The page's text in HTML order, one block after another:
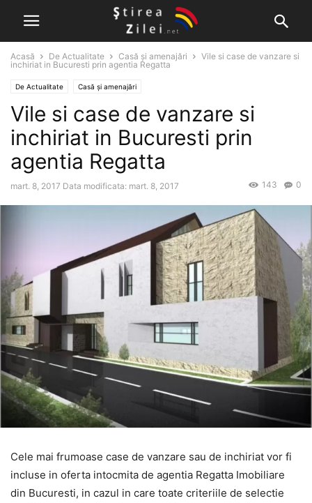
Acasă De Actualitate Casă și amenajări
Vile si case de vanzare si
inchiriat in Bucuresti prin agentia Regatta
De Actualitate Casă și amenajări
Vile si case de vanzare si
inchiriat in Bucuresti prin
agentia Regatta
mart. 8, 2017 Data modificata: mart. 8, 2017 0
143
Cele mai frumoase case de vanzare sau de inchiriat vor fi
incluse in oferta intocmita de agentia Regatta Imobiliare
din Bucuresti, in cazul in care toate criteriile de selectie